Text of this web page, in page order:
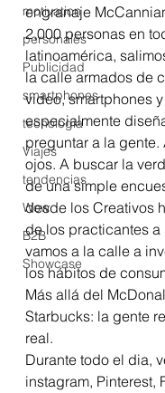
motivation
personales
Publicidad
smartphones
tecnología
Viajes
tendencias
Wow
B2B
Showcase
engranaje
2,000 personas en
latinoamérica,
la calle armados de
video, smartphones
especialmente
preguntar a la gente.
ojos. A buscar la
de una simple
desde los Creativos
de los practicantes a
vamos a la calle a
los hábitos de
Más allá del
Starbucks: la gente
real.
Durante todo el dia,
instagram, Pinterest,